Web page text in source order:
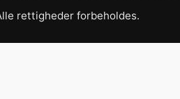
rettigheder forbeholdes.